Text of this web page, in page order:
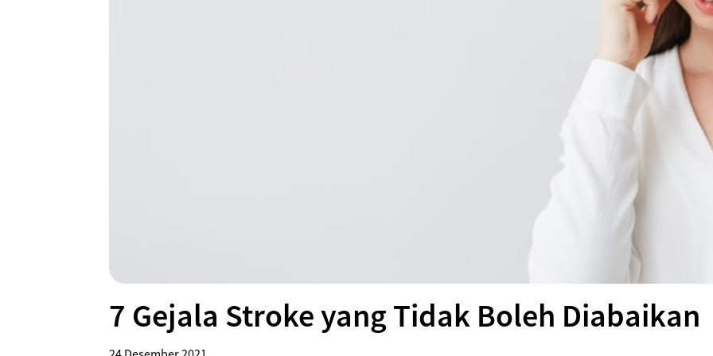
7 Gejala Stroke yang Tidak Boleh Diabaikan